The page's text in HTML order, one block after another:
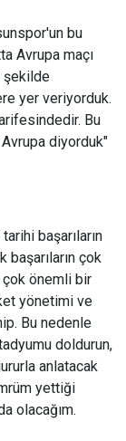
bu
Avrupa maçı
şekilde
yer veriyorduk.
Bu
diyorduk"
başarıların
çok
çok önemli bir
yönetimi ve
Bu nedenle
doldurun,
anlatacak
yettiği
olacağım.